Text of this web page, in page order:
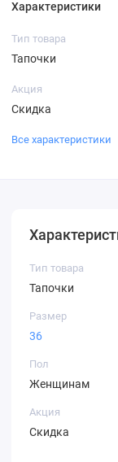
Характеристики
Тип товара
Тапочки
Акция
Скидка
Все характеристики
Тип товара
Тапочки
Размер
36
Пол
Женщинам
Акция
Скидка